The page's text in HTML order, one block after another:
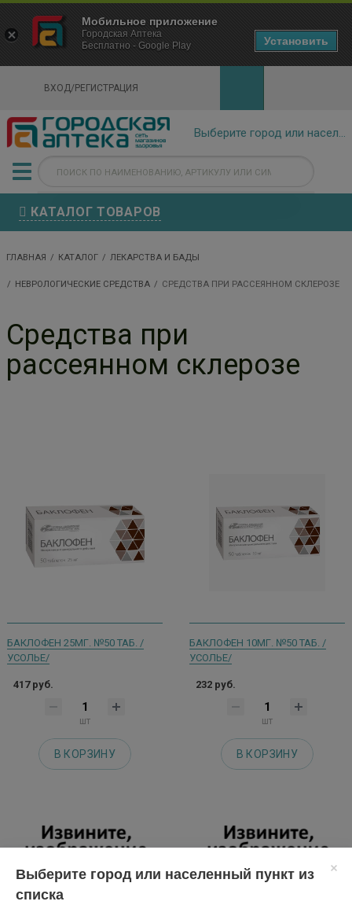
ВХОД/РЕГИСТРАЦИЯ
КАТАЛОГ ТОВАРОВ
ГЛАВНАЯ КАТАЛОГ ЛЕКАРСТВА И БАДЫ
НЕВРОЛОГИЧЕСКИЕ СРЕДСТВА СРЕДСТВА ПРИ РАССЕЯННОМ СКЛЕРОЗЕ
Средства при
рассеянном склерозе
БАКЛОФЕН 25МГ. №50 ТАБ. /
УСОЛЬЕ/
417 руб.
шт
В КОРЗИНУ
БАКЛОФЕН 10МГ. №50 ТАБ. /
УСОЛЬЕ/
232 руб.
шт
В КОРЗИНУ
×
Городская Аптека Маркетплейс
- In Google Play
Выберите город или населенный пункт из
списка
Мобильное приложение
Городская Аптека
Бесплатно - Google Play
Установить